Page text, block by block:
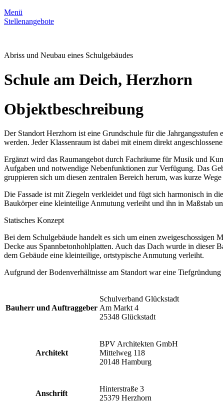
Menü
Stellenangebote
Abriss und Neubau eines Schulgebäudes
Schule am Deich, Herzhorn
Objektbeschreibung
Der Standort Herzhorn ist eine Grundschule für die
werden. Jeder Klassenraum ist dabei mit einem direkt
Ergänzt wird das Raumangebot durch Fachräume für Musik und
Aufgaben und notwendige Nebenfunktionen zur Verfügung. Das
gruppieren sich um diesen zentralen Bereich herum, was kurze
Die Fassade ist mit Ziegeln verkleidet und fügt sich harmonisch in
Baukörper eine kleinteilige Anmutung verleiht und ihn in Maßstab
Statisches Konzept
Bei dem Schulgebäude handelt es sich um einen zweigeschossigen
Decke aus Spannbetonhohlplatten. Auch das Dach wurde in dieser
dem Gebäude eine kleinteilige, ortstypische Anmutung verleiht.
Aufgrund der Bodenverhältnisse am Standort war eine
Bauherr und Auftraggeber
Schulverband Glückstadt
Am Markt 4
25348 Glückstadt
Architekt
BPV Architekten GmbH
Mittelweg 118
20148 Hamburg
Anschrift
Hinterstraße 3
25379 Herzhorn